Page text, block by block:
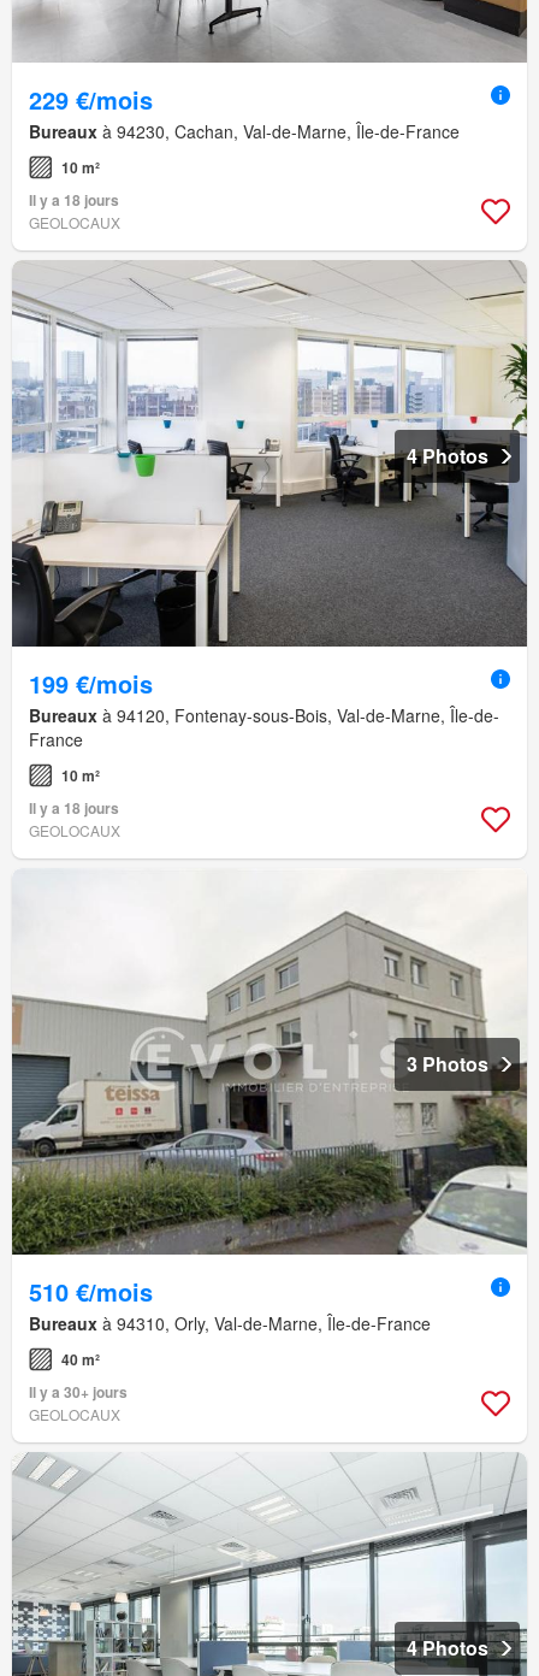
229 €/mois
Bureaux à 94230, Cachan, Val-de-Marne, Île-de-France
10 m²
Il y a 18 jours
GEOLOCAUX
4 Photos
199 €/mois
Bureaux à 94120, Fontenay-sous-Bois, Val-de-Marne, Île-de-
France
10 m²
Il y a 18 jours
GEOLOCAUX
3 Photos
510 €/mois
Bureaux à 94310, Orly, Val-de-Marne, Île-de-France
40 m²
Il y a 30+ jours
GEOLOCAUX
4 Photos